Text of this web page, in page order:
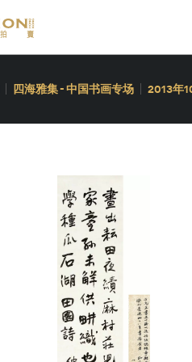
四海雅集 - 中国书画专场 2013年